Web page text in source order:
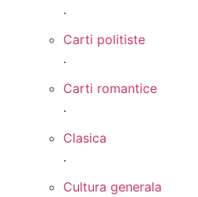
.
Carti politiste
.
Carti romantice
.
Clasica
.
Cultura generala